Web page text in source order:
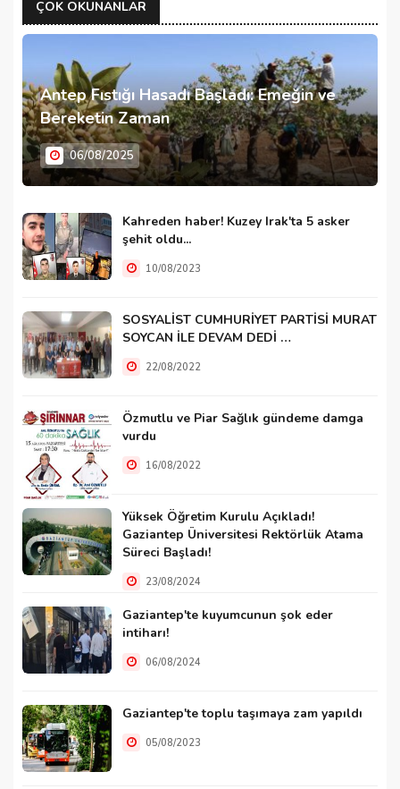
ÇOK OKUNANLAR
Antep Fıstığı Hasadı Başladı: Emeğin ve
Bereketin Zaman
06/08/2025
Kahreden haber! Kuzey Irak'ta 5 asker
şehit oldu...
10/08/2023
SOSYALİST CUMHURİYET PARTİSİ MURAT
SOYCAN İLE DEVAM DEDİ …
22/08/2022
Özmutlu ve Piar Sağlık gündeme damga
vurdu
16/08/2022
Yüksek Öğretim Kurulu Açıkladı!
Gaziantep Üniversitesi Rektörlük Atama
Süreci Başladı!
23/08/2024
Gaziantep'te kuyumcunun şok eder
intiharı!
06/08/2024
Gaziantep'te toplu taşımaya zam yapıldı
05/08/2023